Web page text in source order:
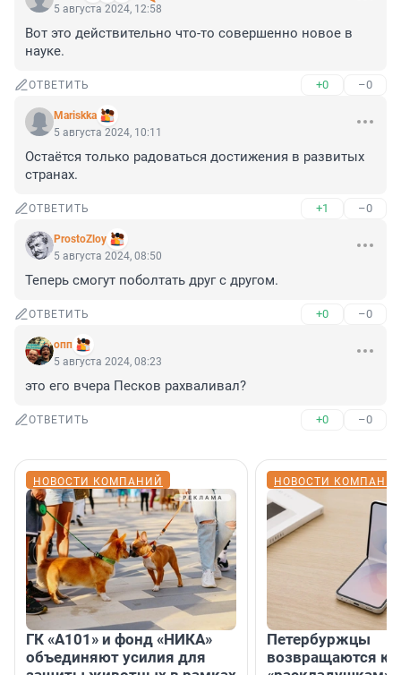
5 августа 2024, 12:58
Вот это действительно что-то совершенно новое в
науке.
ОТВЕТИТЬ +0 –0
Mariskka
5 августа 2024, 10:11
Остаётся только радоваться достижения в развитых
странах.
ОТВЕТИТЬ +1 –0
ProstoZloy
5 августа 2024, 08:50
Теперь смогут поболтать друг с другом.
ОТВЕТИТЬ +0 –0
опп
5 августа 2024, 08:23
это его вчера Песков рахваливал?
ОТВЕТИТЬ +0 –0
НОВОСТИ КОМПАНИЙ
ГК «А101» и фонд «НИКА»
объединяют усилия для
НОВОСТИ
Петербуржцы
возвращаются к